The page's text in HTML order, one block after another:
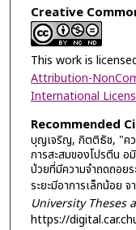
Creative
This work is
Attribution-
International
Recommended
บุญเจริญ, กิตติธัช, "คว
การสะสมของโปรตีน อ
ป่วยที่มีความจำถดถอย
ระยะมีอาการเล็กน้อย
University Theses
https://